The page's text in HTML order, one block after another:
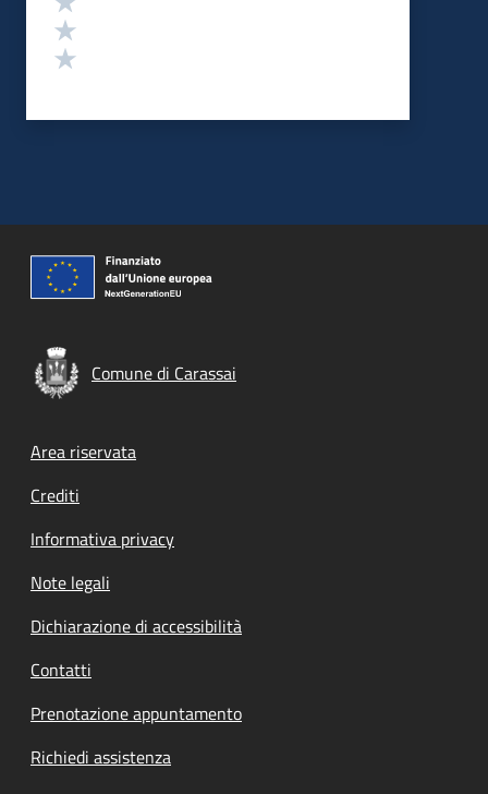
Comune di Carassai
Footer menu
Area riservata
Crediti
Informativa privacy
Note legali
Dichiarazione di accessibilità
Contatti
Prenotazione appuntamento
Richiedi assistenza